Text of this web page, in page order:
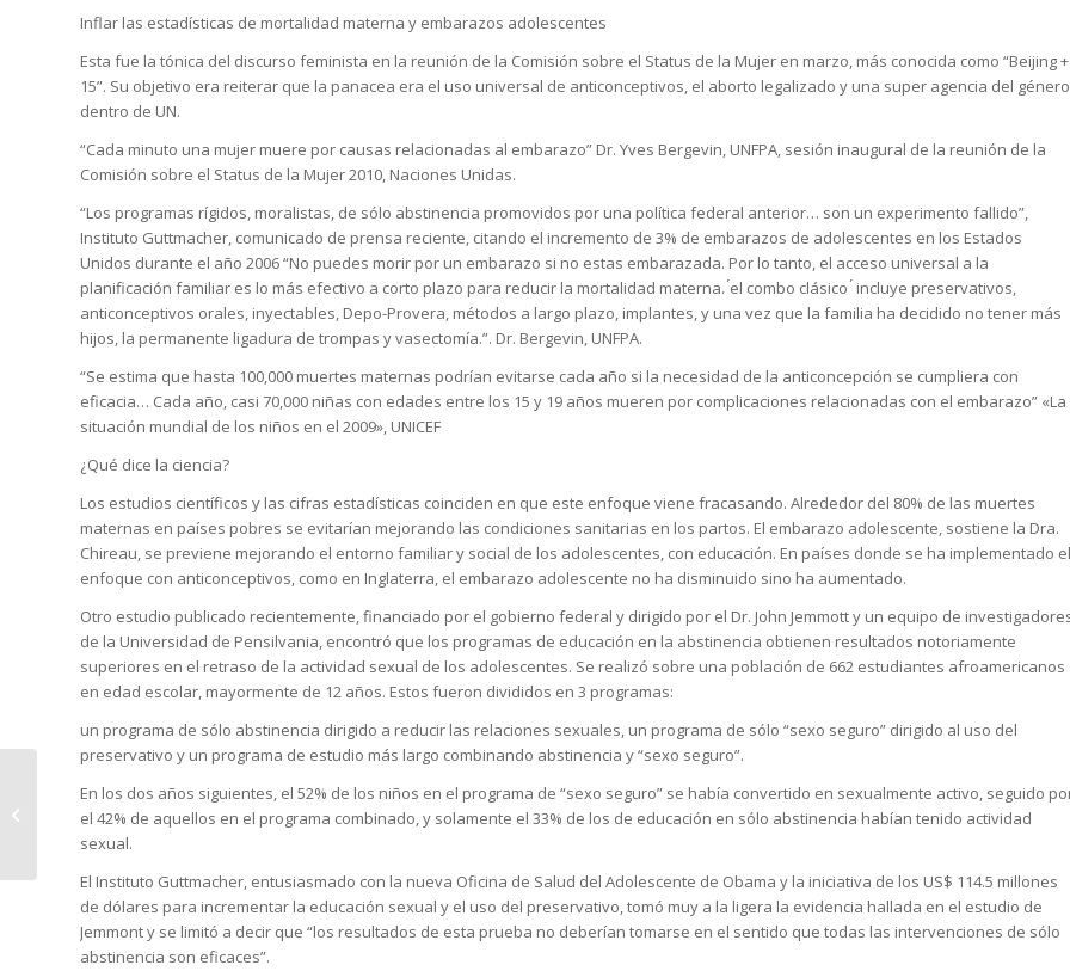
Inflar las estadísticas de mortalidad materna y embarazos adolescentes
Esta fue la tónica del discurso feminista en la reunión de la Comisión sobre el Status de la Mujer en marzo, más conocida como “Beijing +
15”. Su objetivo era reiterar que la panacea era el uso universal de anticonceptivos, el aborto legalizado y una super agencia del género
dentro de UN.
“Cada minuto una mujer muere por causas relacionadas al embarazo” Dr. Yves Bergevin, UNFPA, sesión inaugural de la reunión de la
Comisión sobre el Status de la Mujer 2010, Naciones Unidas.
“Los programas rígidos, moralistas, de sólo abstinencia promovidos por una política federal anterior… son un experimento fallido”,
Instituto Guttmacher, comunicado de prensa reciente, citando el incremento de 3% de embarazos de adolescentes en los Estados
Unidos durante el año 2006 “No puedes morir por un embarazo si no estas embarazada. Por lo tanto, el acceso universal a la
planificación familiar es lo más efectivo a corto plazo para reducir la mortalidad materna. ́el combo clásico ́ incluye preservativos,
anticonceptivos orales, inyectables, Depo-Provera, métodos a largo plazo, implantes, y una vez que la familia ha decidido no tener más
hijos, la permanente ligadura de trompas y vasectomía.”. Dr. Bergevin, UNFPA.
“Se estima que hasta 100,000 muertes maternas podrían evitarse cada año si la necesidad de la anticoncepción se cumpliera con
eficacia… Cada año, casi 70,000 niñas con edades entre los 15 y 19 años mueren por complicaciones relacionadas con el embarazo” «La
situación mundial de los niños en el 2009», UNICEF
¿Qué dice la ciencia?
Los estudios científicos y las cifras estadísticas coinciden en que este enfoque viene fracasando. Alrededor del 80% de las muertes
maternas en países pobres se evitarían mejorando las condiciones sanitarias en los partos. El embarazo adolescente, sostiene la Dra.
Chireau, se previene mejorando el entorno familiar y social de los adolescentes, con educación. En países donde se ha implementado el
enfoque con anticonceptivos, como en Inglaterra, el embarazo adolescente no ha disminuido sino ha aumentado.
Otro estudio publicado recientemente, financiado por el gobierno federal y dirigido por el Dr. John Jemmott y un equipo de
de la Universidad de Pensilvania, encontró que los programas de educación en la abstinencia obtienen resultados notoriamente
superiores en el retraso de la actividad sexual de los adolescentes. Se realizó sobre una población de 662 estudiantes afroamericanos
en edad escolar, mayormente de 12 años. Estos fueron divididos en 3 programas:
un programa de sólo abstinencia dirigido a reducir las relaciones sexuales, un programa de sólo “sexo seguro” dirigido al uso del
preservativo y un programa de estudio más largo combinando abstinencia y “sexo seguro”.
En los dos años siguientes, el 52% de los niños en el programa de “sexo seguro” se había convertido en sexualmente activo, seguido
el 42% de aquellos en el programa combinado, y solamente el 33% de los de educación en sólo abstinencia habían tenido actividad
sexual.
El Instituto Guttmacher, entusiasmado con la nueva Oficina de Salud del Adolescente de Obama y la iniciativa de los US$ 114.5 millones
de dólares para incrementar la educación sexual y el uso del preservativo, tomó muy a la ligera la evidencia hallada en el estudio de
Jemmont y se limitó a decir que “los resultados de esta prueba no deberían tomarse en el sentido que todas las intervenciones de sólo
abstinencia son eficaces”.
El sentido de la sexualidad